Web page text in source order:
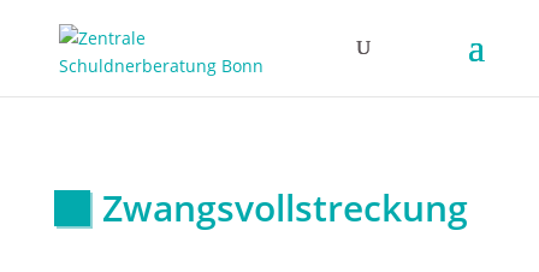
Zwangsvollstreckung